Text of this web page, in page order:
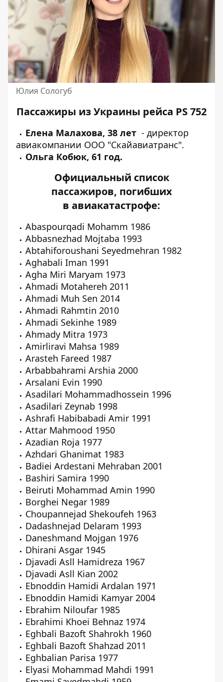
Юлия Сологуб
Пассажиры из Украины рейса PS 752
Елена Малахова, 38 лет - директор
авиакомпании ООО "Скайавиатранс".
Ольга Кобюк, 61 год.
Официальный список
пассажиров, погибших
в авиакатастрофе:
Abaspourqadi Mohamm 1986
Abbasnezhad Mojtaba 1993
Abtahiforoushani Seyedmehran 1982
Aghabali Iman 1991
Agha Miri Maryam 1973
Ahmadi Motahereh 2011
Ahmadi Muh Sen 2014
Ahmadi Rahmtin 2010
Ahmadi Sekinhe 1989
Ahmady Mitra 1973
Amirliravi Mahsa 1989
Arasteh Fareed 1987
Arbabbahrami Arshia 2000
Arsalani Evin 1990
Asadilari Mohammadhossein 1996
Asadilari Zeynab 1998
Ashrafi Habibabadi Amir 1991
Attar Mahmood 1950
Azadian Roja 1977
Azhdari Ghanimat 1983
Badiei Ardestani Mehraban 2001
Bashiri Samira 1990
Beiruti Mohammad Amin 1990
Borghei Negar 1989
Choupannejad Shekoufeh 1963
Dadashnejad Delaram 1993
Daneshmand Mojgan 1976
Dhirani Asgar 1945
Djavadi Asll Hamidreza 1967
Djavadi Asll Kian 2002
Ebnoddin Hamidi Ardalan 1971
Ebnoddin Hamidi Kamyar 2004
Ebrahim Niloufar 1985
Ebrahimi Khoei Behnaz 1974
Eghbali Bazoft Shahrokh 1960
Eghbali Bazoft Shahzad 2011
Eghbalian Parisa 1977
Elyasi Mohammad Mahdi 1991